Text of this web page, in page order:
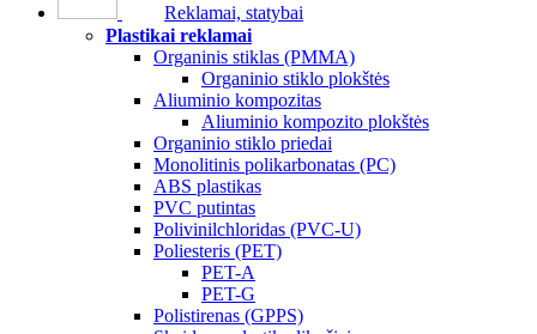
Reklamai, statybai
Plastikai reklamai
Organinis stiklas (PMMA)
Organinio stiklo plokštės
Aliuminio kompozitas
Aliuminio kompozito plokštės
Organinio stiklo priedai
Monolitinis polikarbonatas (PC)
ABS plastikas
PVC putintas
Polivinilchloridas (PVC-U)
Poliesteris (PET)
PET-A
PET-G
Polistirenas (GPPS)